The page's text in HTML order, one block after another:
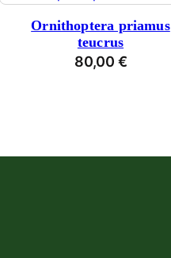
Ornithoptera priamus
teucrus
80,00 €